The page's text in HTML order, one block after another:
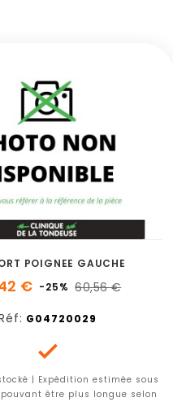
POIGNEE GAUCHE
€ -25% 60,56 €
G04720029

| Expédition estimée sous
être plus longue selon